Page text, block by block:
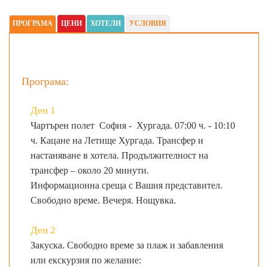
ПРОГРАМА ЦЕНИ ХОТЕЛИ УСЛОВИЯ
Програма:
Ден 1
Чартърен полет София - Хургада. 07:00 ч. - 10:10
ч. Кацане на Летище Хургада. Трансфер и
настаняване в хотела. Продължителност на
трансфер – около 20 минути.
Информационна среща с Вашия представител.
Свободно време. Вечеря. Нощувка.
Ден 2
Закуска. Свободно време за плаж и забавления
или екскурзия по желание: